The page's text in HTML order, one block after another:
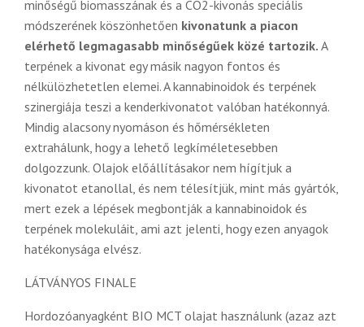
minőségű biomasszának és a CO2-kivonás speciális
módszerének köszönhetően kivonatunk a piacon
elérhető legmagasabb minőségűek közé tartozik. A
terpének a kivonat egy másik nagyon fontos és
nélkülözhetetlen elemei. A kannabinoidok és terpének
szinergiája teszi a kenderkivonatot valóban hatékonnyá.
Mindig alacsony nyomáson és hőmérsékleten
extrahálunk, hogy a lehető legkíméletesebben
dolgozzunk. Olajok előállításakor nem hígítjuk a
kivonatot etanollal, és nem télesítjük, mint más gyártók,
mert ezek a lépések megbontják a kannabinoidok és
terpének molekuláit, ami azt jelenti, hogy ezen anyagok
hatékonysága elvész.
LÁTVÁNYOS FINALE
Hordozóanyagként BIO MCT olajat használunk (azaz azt